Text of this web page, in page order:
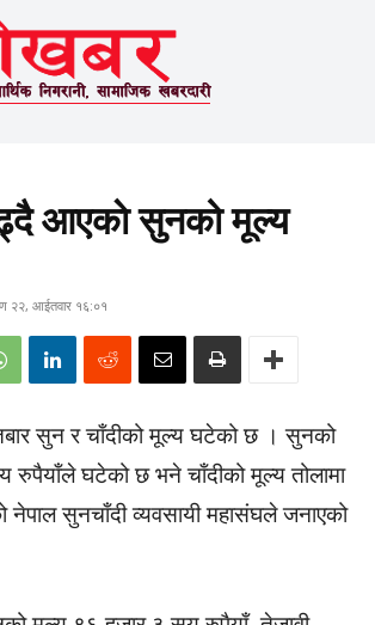
आएकाे सुनको मूल्य
२२, आईतवार १६:०१
सुन र चाँदीको मूल्य घटेको छ । सुनको
रुपैयाँले घटेको छ भने चाँदीको मूल्य तोलामा
सुनचाँदी व्यवसायी महासंघले जनाएको